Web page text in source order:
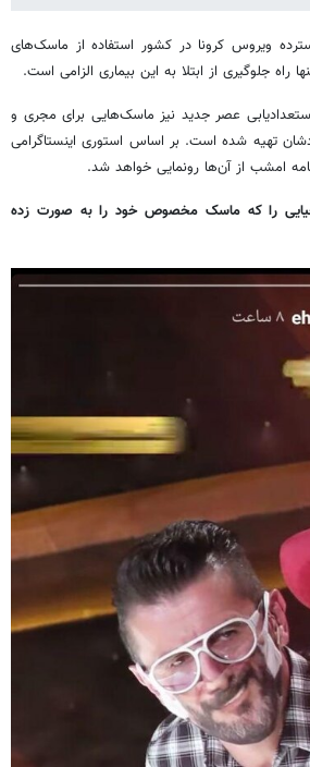
ویروس کرونا در کشور استفاده از ماسک‌های
راه جلوگیری از ابتلا به این بیماری الزامی است.
عصر جدید نیز ماسک‌هایی برای مجری و
تهیه شده است. بر اساس استوری اینستاگرامی
امشب از آن‌ها رونمایی خواهد شد.
حیایی را که ماسک‌ مخصوص خود را به صورت زده